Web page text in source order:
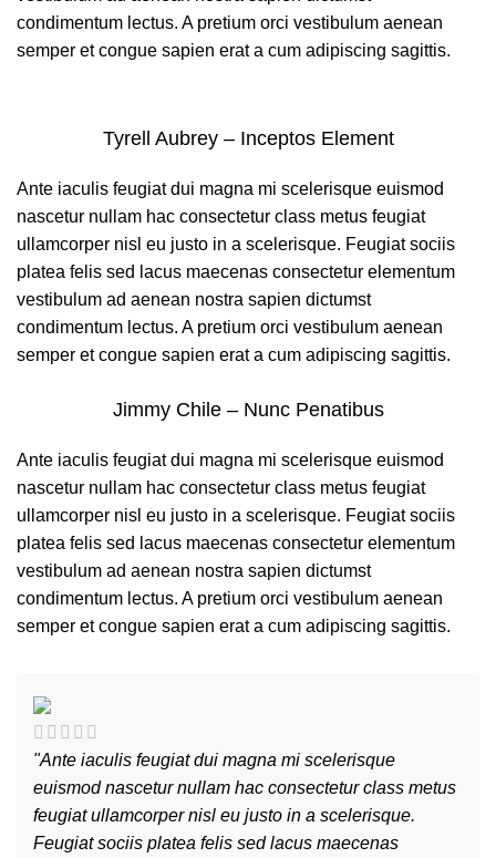
condimentum lectus. A pretium orci vestibulum aenean
semper et congue sapien erat a cum adipiscing sagittis.
Tyrell Aubrey – Inceptos Element
Ante iaculis feugiat dui magna mi scelerisque euismod
nascetur nullam hac consectetur class metus feugiat
ullamcorper nisl eu justo in a scelerisque. Feugiat sociis
platea felis sed lacus maecenas consectetur elementum
vestibulum ad aenean nostra sapien dictumst
condimentum lectus. A pretium orci vestibulum aenean
semper et congue sapien erat a cum adipiscing sagittis.
Jimmy Chile – Nunc Penatibus
Ante iaculis feugiat dui magna mi scelerisque euismod
nascetur nullam hac consectetur class metus feugiat
ullamcorper nisl eu justo in a scelerisque. Feugiat sociis
platea felis sed lacus maecenas consectetur elementum
vestibulum ad aenean nostra sapien dictumst
condimentum lectus. A pretium orci vestibulum aenean
semper et congue sapien erat a cum adipiscing sagittis.
"Ante iaculis feugiat dui magna mi scelerisque
euismod nascetur nullam hac consectetur class metus
feugiat ullamcorper nisl eu justo in a scelerisque.
Feugiat sociis platea felis sed lacus maecenas